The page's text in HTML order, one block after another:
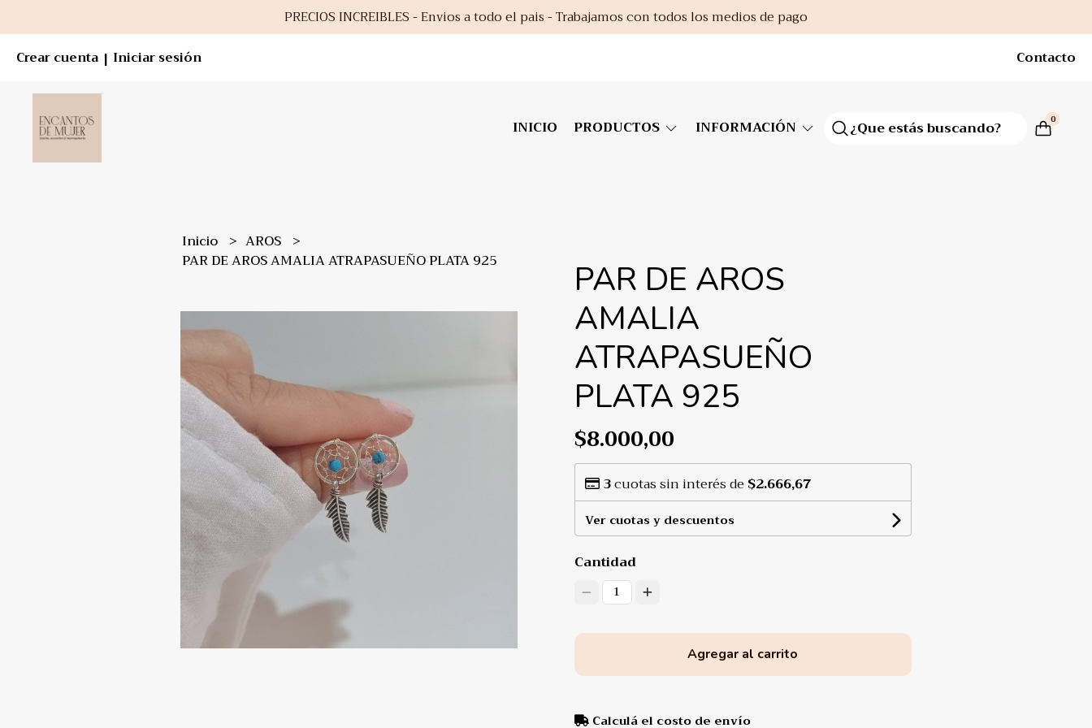
PRECIOS INCREIBLES - Envios a todo el pais - Trabajamos con todos los medios de pago
Crear cuenta | Iniciar sesión Contacto
INICIO PRODUCTOS INFORMACIÓN 0
Inicio
AROS
PAR DE AROS AMALIA ATRAPASUEÑO PLATA 925
PAR DE AROS
AMALIA
ATRAPASUEÑO
PLATA 925
$8.000,00
3cuotas sin interés de $2.666,67
Ver cuotas y descuentos
Cantidad
1
Agregar al carrito
Calculá el costo de envío